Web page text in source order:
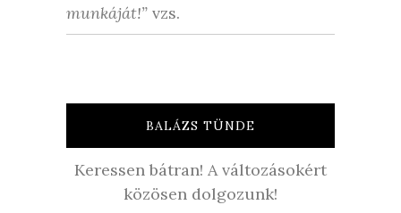
munkáját!” vzs.
BALÁZS TÜNDE
Keressen bátran! A változásokért
közösen dolgozunk!